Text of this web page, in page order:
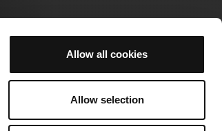
Allow all cookies
Allow selection